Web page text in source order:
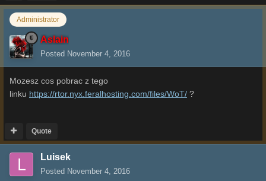
Administrator
Aslain
Posted November 4, 2016
Mozesz cos pobrac z tego
linku https://rtor.nyx.feralhosting.com/files/WoT/ ?
Quote
Luisek
Posted November 4, 2016